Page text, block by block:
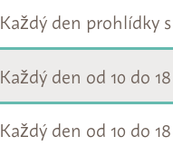
Každý den prohlídky
Každý den od 10 do
Každý den od 10 do